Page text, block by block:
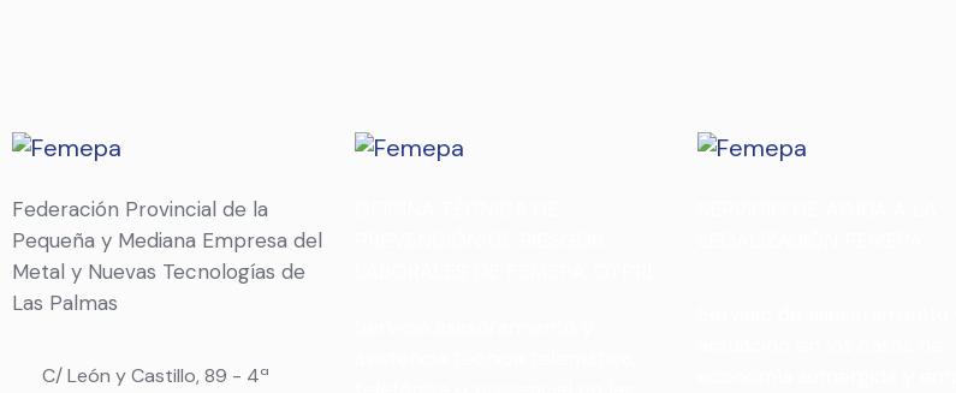
Federación Provincial de la
Pequeña y Mediana Empresa del
Metal y Nuevas Tecnologías de
Las Palmas
C/ León y Castillo, 89 - 4ª